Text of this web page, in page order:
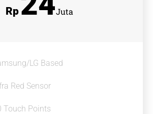
Rp Juta
LG Based
Red Sensor
Touch Points